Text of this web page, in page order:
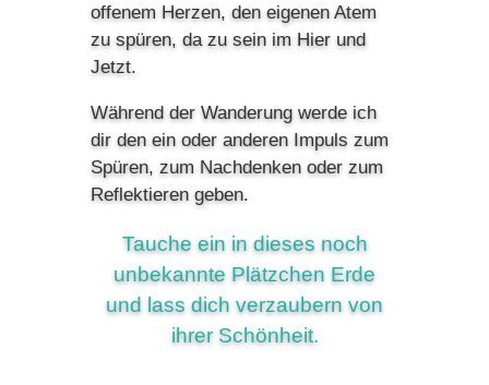
offenem Herzen, den eigenen Atem
zu spüren, da zu sein im Hier und
Jetzt.
Während der Wanderung werde ich
dir den ein oder anderen Impuls zum
Spüren, zum Nachdenken oder zum
Reflektieren geben.
Tauche ein in dieses noch
unbekannte Plätzchen Erde
und lass dich verzaubern von
ihrer Schönheit.